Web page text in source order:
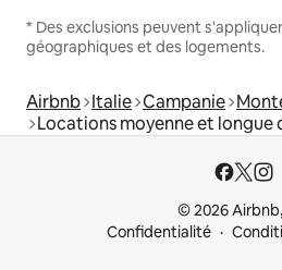
* Des exclusions peuvent
géographiques et des logements.
Airbnb Italie Campanie
Locations moyenne et longue
© 2026
Confidentialité